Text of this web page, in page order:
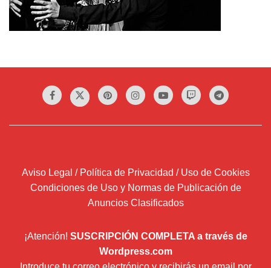
Aviso Legal / Política de Privacidad / Uso de Cookies
Condiciones de Uso y Normas de Publicación de
Anuncios Clasificados
¡Atención! SUSCRIPCIÓN COMPLETA a través de
Wordpress.com